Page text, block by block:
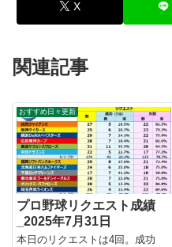
X
関連記事
おすすめ日々更新
プロ野球リクエスト成績
_2025年7月31日
本日のリクエストは4回。成功